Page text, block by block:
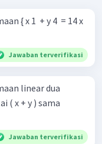
{ x 1 ​ + y 4 ​ = 14 x
Jawaban terverifikasi
linear dua
( x + y ) sama
Jawaban terverifikasi